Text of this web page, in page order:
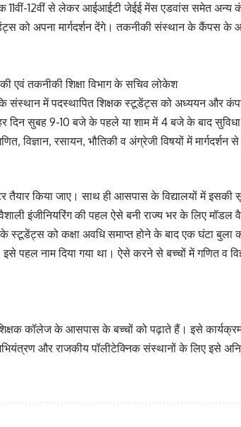
11वीं-12वीं से लेकर आईआईटी जेईई मेंस एडवांस समेत अन्य
को अपना मार्गदर्शन देंगे। तकनीकी संस्थान के कैंपस
एवं तकनीकी शिक्षा विभाग के सचिव लोकेश
कि संस्थान में पदस्थापित शिक्षक स्टूडेंट्स को अध्ययन और
दिन सुबह 9-10 बजे के पहले या शाम में 4 बजे के बाद
विज्ञान, रसायन, भौतिकी व अंग्रेजी विषयों में मार्गदर्शन
तैयार किया जाए। साथ ही आसपास के विद्यालयों में इसकी
इंजीनियरिंग की पहल ऐसे बनी राज्य भर के लिए मॉडल
को कक्षा अवधि समाप्त होने के बाद एक घंटा बुला
इसे पहल नाम दिया गया था। ऐसे करने से बच्चों में गणित व
कॉलेज के आसपास के बच्चों को पढ़ाते हैं। इसे
और राजकीय पॉलीटेक्निक संस्थानों के लिए इसे